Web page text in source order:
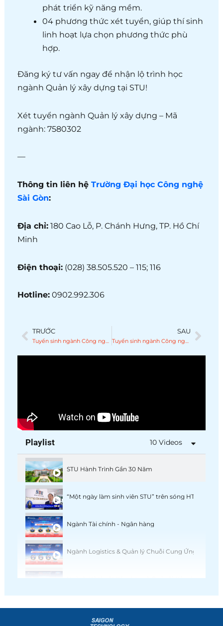
phát triển kỹ năng mềm.
04 phương thức xét tuyển, giúp thí sinh
linh hoạt lựa chọn phương thức phù
hợp.
Đăng ký tư vấn ngay để nhận lộ trình học
ngành Quản lý xây dựng tại STU!
Xét tuyển ngành Quản lý xây dựng – Mã
ngành: 7580302
—
Thông tin liên hệTrường Đại học Công nghệ
Sài Gòn:
Địa chỉ: 180 Cao Lỗ, P. Chánh Hưng, TP. Hồ Chí
Minh
Điện thoại: (028) 38.505.520 – 115; 116
Hotline: 0902.992.306
Prev
TRƯỚC
Tuyển sinh ngành Công nghệ thông tin năm 2026 tại Trường Đại học Công nghệ Sài Gòn (STU)
SAU
Tuyển sinh ngành Công nghệ kỹ thuật điện tử – viễn thông năm 2026 tại Trường Đại học Công nghệ Sài Gòn (STU)
Playlist 10 Videos
STU Hành Trình Gần 30 Năm
“Một ngày làm sinh viên STU” trên sóng HTV9
Ngành Tài chính - Ngân hàng
Ngành Logistics & Quản lý Chuỗi Cung Ứng
Ngành Kỹ thuật Xây dựng & Quản lý Xây dựng